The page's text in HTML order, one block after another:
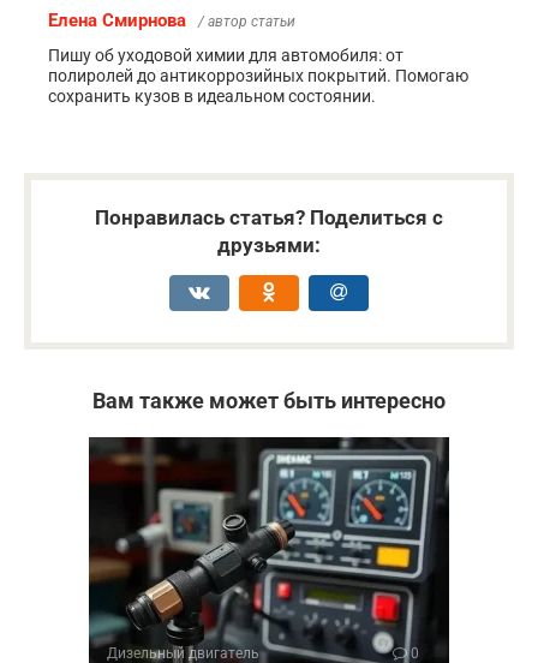
Елена Смирнова / автор статьи
Пишу об уходовой химии для автомобиля: от
полиролей до антикоррозийных покрытий. Помогаю
сохранить кузов в идеальном состоянии.
Понравилась статья? Поделиться с
друзьями:
Вам также может быть интересно
Дизельный двигатель 0